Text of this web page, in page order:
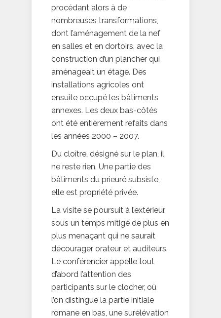
procédant alors à de
nombreuses transformations,
dont l’aménagement de la nef
en salles et en dortoirs, avec la
construction d’un plancher qui
aménageait un étage. Des
installations agricoles ont
ensuite occupé les bâtiments
annexes. Les deux bas-côtés
ont été entièrement refaits dans
les années 2000 – 2007.
Du cloître, désigné sur le plan, il
ne reste rien. Une partie des
bâtiments du prieuré subsiste,
elle est propriété privée.
La visite se poursuit à l’extérieur,
sous un temps mitigé de plus en
plus menaçant qui ne saurait
décourager orateur et auditeurs.
Le conférencier appelle tout
d’abord l’attention des
participants sur le clocher, où
l’on distingue la partie initiale
romane en bas, une surélévation